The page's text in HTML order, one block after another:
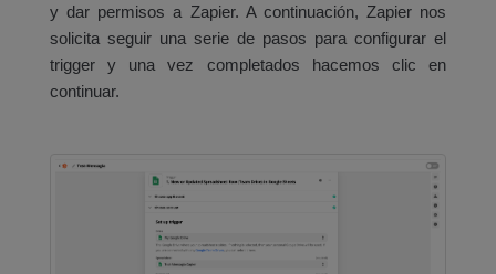
y dar permisos a Zapier. A continuación, Zapier nos
solicita seguir una serie de pasos para configurar el
trigger y una vez completados hacemos clic en
continuar.